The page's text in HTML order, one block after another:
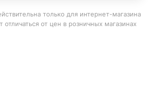
только для интернет-магазина
отличаться от цен в розничных магазинах